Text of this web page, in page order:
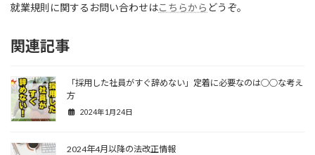
就業規則に関するお問い合わせはこちらから どうぞ。
関連記事
「採用した社員がすぐ辞めない」定着に必要なのは○○な考え
方
2024年1月24日
2024年4月以降の法改正情報